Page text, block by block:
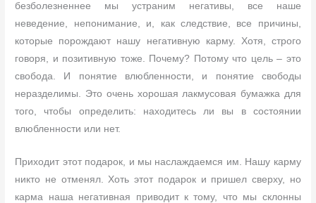
безболезненнее мы устраним негативы, все наше
неведение, непонимание, и, как следствие, все причины,
которые порождают нашу негативную карму. Хотя, строго
говоря, и позитивную тоже. Почему? Потому что цель – это
свобода. И понятие влюбленности, и понятие свободы
неразделимы. Это очень хорошая лакмусовая бумажка для
того, чтобы определить: находитесь ли вы в состоянии
влюбленности или нет.
Приходит этот подарок, и мы наслаждаемся им. Нашу карму
никто не отменял. Хоть этот подарок и пришел сверху, но
карма наша негативная приводит к тому, что мы склонны